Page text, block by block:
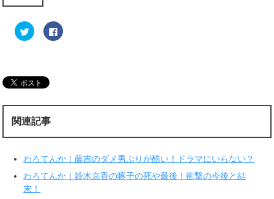
ク
リ
w
i
e
r
で
有
新
し
ウ
ィ
ン
F
a
す
ク
ッ
ク
て
く
関連記事
わろてんか｜藤吉のダメ男ぶりが酷い！ドラマにいらない？
わろてんか｜鈴木京香の啄子の死や最後！衝撃の今後と結
末！